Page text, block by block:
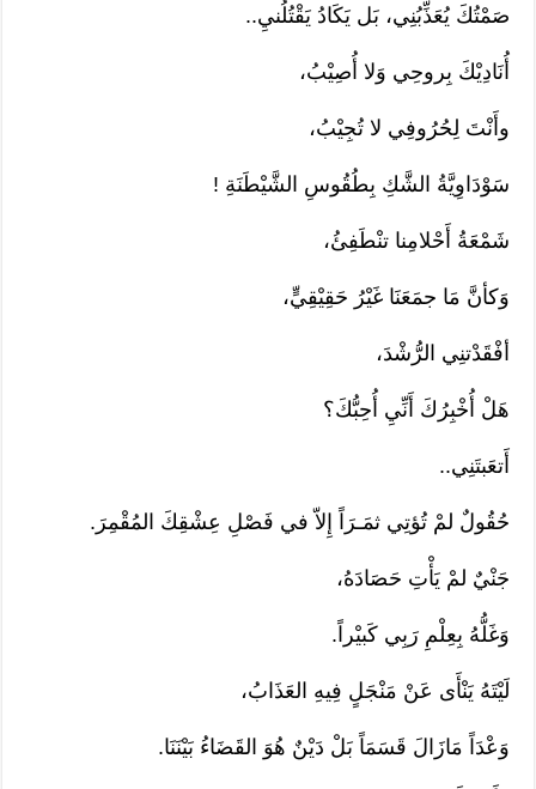
صَمْتُكَ يُعَذِّبُنِي، بَل يَكَادُ يَقْتُلُنيِ..
أُنَادِيْكَ بِروحِي وَلا أُصِيْبُ،
وأَنْتَ لِحُرُوفِي لا تُجِيْبُ،
سَوْدَاوِيَّةُ الشَّكِ بِطُقُوسِ الشَّيْطَنَةِ !
شَمْعَةُ أَحْلامِنا تنْطَفِئُ،
وَكأنَّ مَا جمَعَنَا غَيْرُ حَقِيْقِيٍّ،
أفْقَدْتنِي الرُّشْدَ،
هَلْ أُخْبِرُكَ أَنِّيِ أُحِبُّكَ؟
أَتعَبتَنِي..
حُقُولٌ لمْ تُؤتِي ثمَـرَاً إِلاّ في فَصْلِ عِشْقِكَ المُقْمِرَ.
جَنْيٌ لمْ يَأْتِ حَصَادَهُ،
وَغَلُّهُ بِعِلْمِ رَبِي كَبيْراً.
لَيْتَهُ يَنْأَى عَنْ مَنْجَلٍ فِيهِ العَذَابُ،
وَعْدَاً مَازَالَ قَسَمَاً بَلْ دَيْنٌ هُوَ القَضَاءُ بَيْنَنَا.